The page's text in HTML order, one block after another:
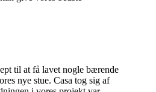
til at få lavet nogle bærende
nye stue. Casa tog sig af